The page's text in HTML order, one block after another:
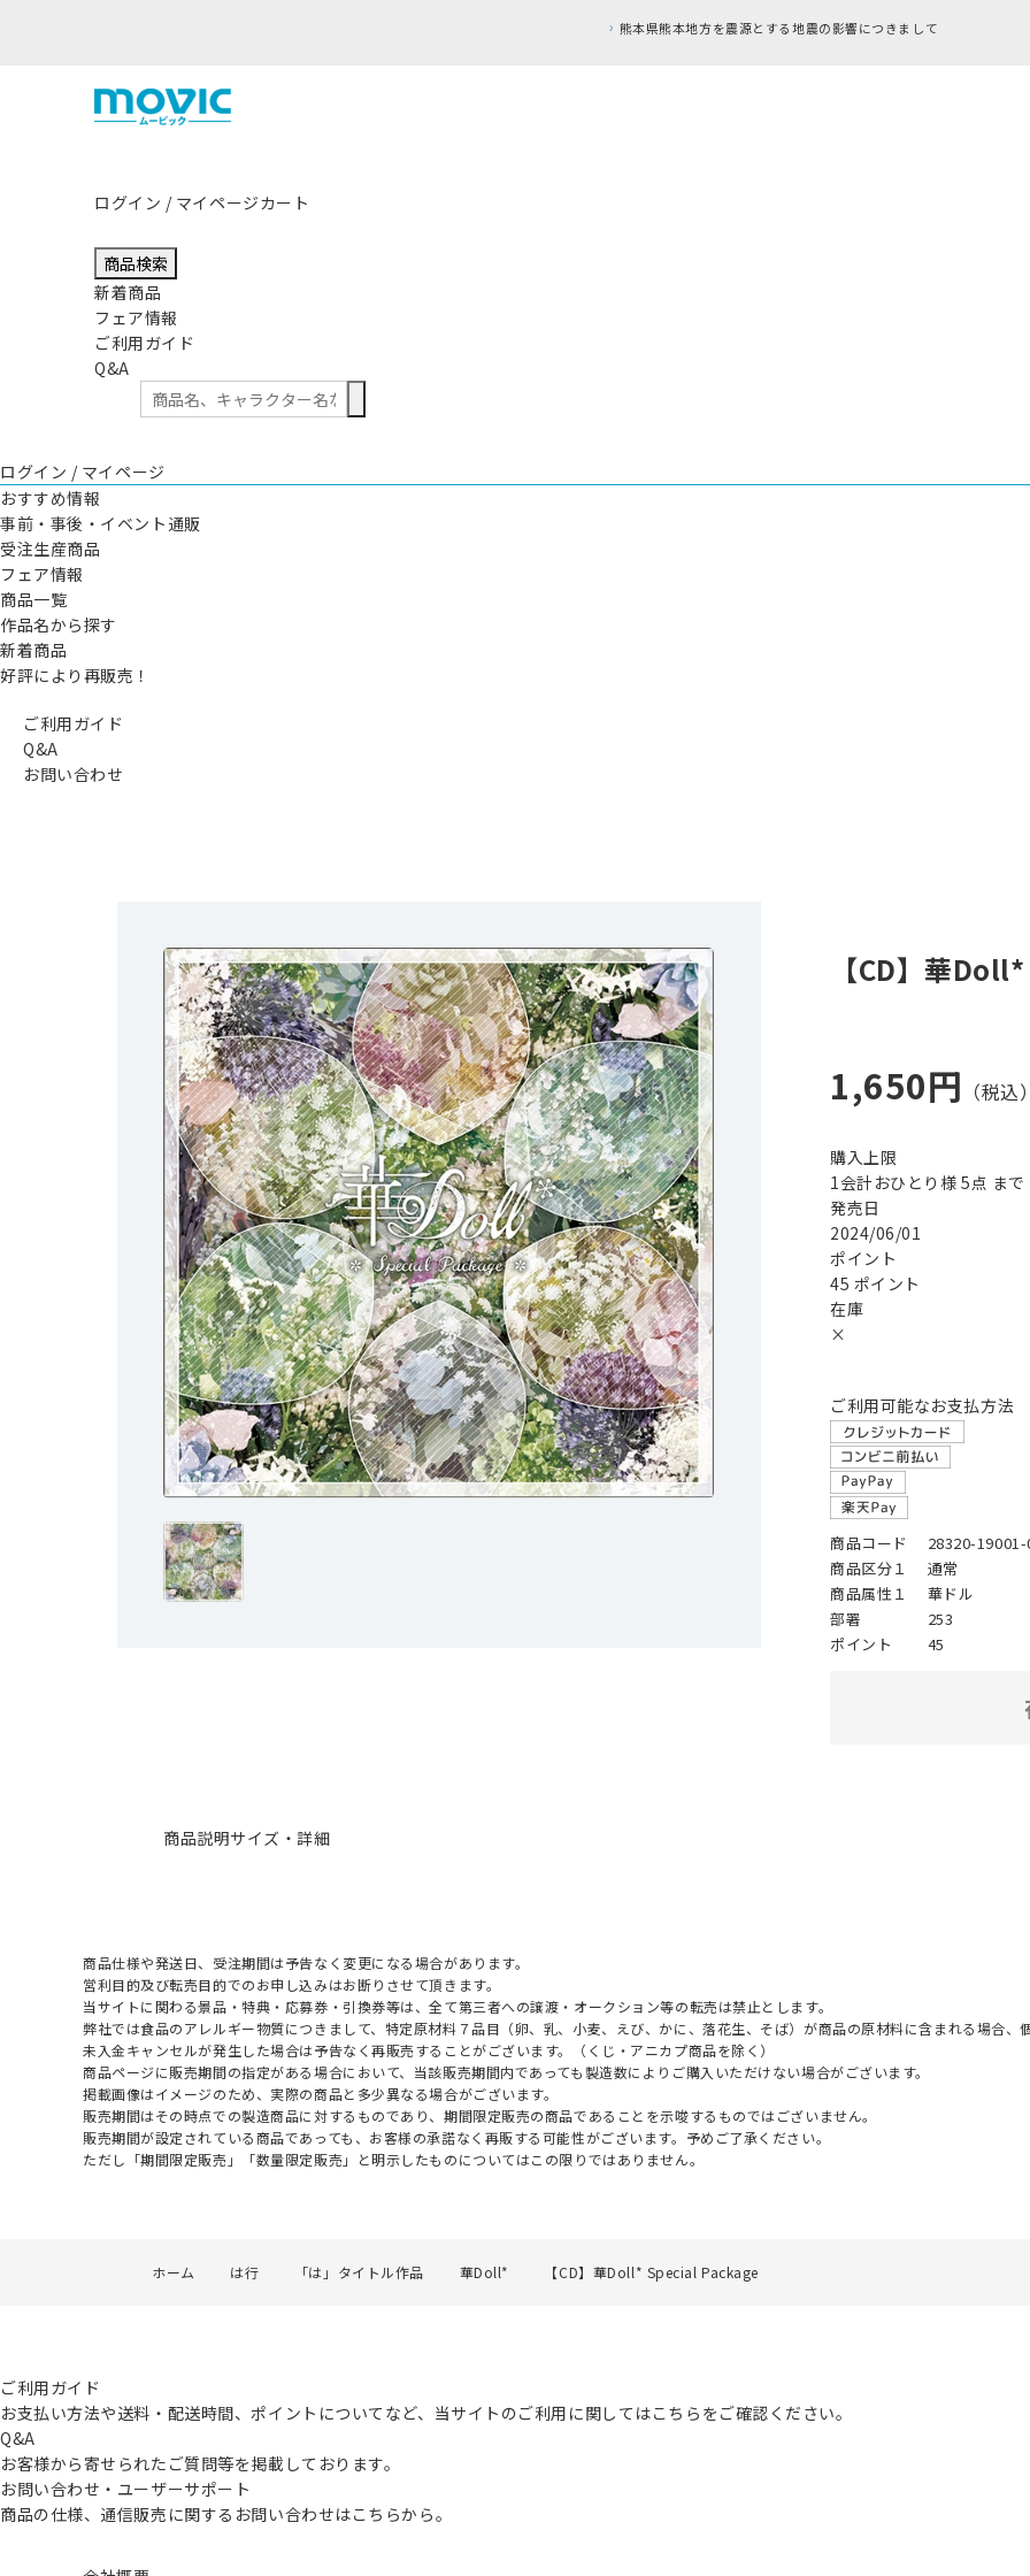
ログイン / マイページカート
商品検索
新着商品
フェア情報
ご利用ガイド
Q&A
ログイン / マイページ
おすすめ情報
事前・事後・イベント通販
受注生産商品
フェア情報
商品一覧
作品名から探す
新着商品
好評により再販売！
ご利用ガイド
Q&A
お問い合わせ
【CD】華
1,650円
購入上限
1会計おひとり様 5点 まで
発売日
2024/06/01
ポイント
45 ポイント
在庫
×
ご利用可能なお支払方法
商品コード
28320-
商品区分１
通常
商品属性１
華ドル
部署
253
ポイント
45
商品説明サイズ・詳細
商品仕様や発送日、受注期間は予告なく変更になる場合があります。
営利目的及び転売目的でのお申し込みはお断りさせて頂きます。
当サイトに関わる景品・特典・応募券・引換券等は、全て第三者への譲渡・オークション等の転売は禁止とします。
弊社では食品のアレルギー物質につきまして、特定原材料７品目（卵、乳、小麦、えび、かに、落花生、そば）が商品の原材料に含まれる場合、
未入金キャンセルが発生した場合は予告なく再販売することがございます。（くじ・アニカプ商品を除く）
商品ページに販売期間の指定がある場合において、当該販売期間内であっても製造数によりご購入いただけない場合がございます。
掲載画像はイメージのため、実際の商品と多少異なる場合がございます。
販売期間はその時点での製造商品に対するものであり、期間限定販売の商品であることを示唆するものではございません。
販売期間が設定されている商品であっても、お客様の承諾なく再販する可能性がございます。予めご了承ください。
ただし「期間限定販売」「数量限定販売」と明示したものについてはこの限りではありません。
ホーム は行 「は」タイトル作品 華Doll* 【CD】華Doll* Special Package
ご利用ガイド
お支払い方法や送料・配送時間、ポイントについてなど、当サイトのご利用に関してはこちらをご確認ください。
Q&A
お客様から寄せられたご質問等を掲載しております。
お問い合わせ・ユーザーサポート
商品の仕様、通信販売に関するお問い合わせはこちらから。